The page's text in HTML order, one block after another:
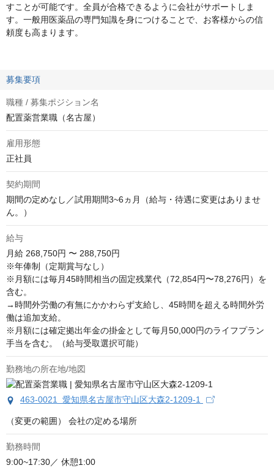
すことが可能です。全員が合格できるように会社がサポートしま
す。一般用医薬品の専門知識を身につけることで、お客様からの信
頼度も高まります。
募集要項
職種 / 募集ポジション名
配置薬営業職（名古屋）
雇用形態
正社員
契約期間
期間の定めなし／試用期間3~6ヵ月（給与・待遇に変更はありませ
ん。）
給与
月給 268,750円 〜 288,750円
※年俸制（定期賞与なし）
※月額には毎月45時間相当の固定残業代（72,854円〜78,276円）を
含む。
→時間外労働の有無にかかわらず支給し、45時間を超える時間外労
働は追加支給。
※月額には確定拠出年金の掛金として毎月50,000円のライフプラン
手当を含む。（給与受取選択可能）
勤務地の所在地/地図
463-0021 愛知県名古屋市守山区大森2-1209-1
（変更の範囲） 会社の定める場所
勤務時間
9:00~17:30／ 休憩1:00